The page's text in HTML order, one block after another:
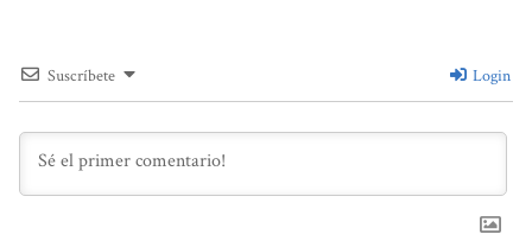
Suscríbete Login